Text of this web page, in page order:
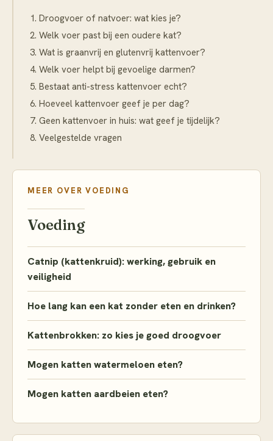
Droogvoer of natvoer: wat kies je?
Welk voer past bij een oudere kat?
Wat is graanvrij en glutenvrij kattenvoer?
Welk voer helpt bij gevoelige darmen?
Bestaat anti-stress kattenvoer echt?
Hoeveel kattenvoer geef je per dag?
Geen kattenvoer in huis: wat geef je tijdelijk?
Veelgestelde vragen
MEER OVER VOEDING
Voeding
Catnip (kattenkruid): werking, gebruik en
veiligheid
Hoe lang kan een kat zonder eten en drinken?
Kattenbrokken: zo kies je goed droogvoer
Mogen katten watermeloen eten?
Mogen katten aardbeien eten?